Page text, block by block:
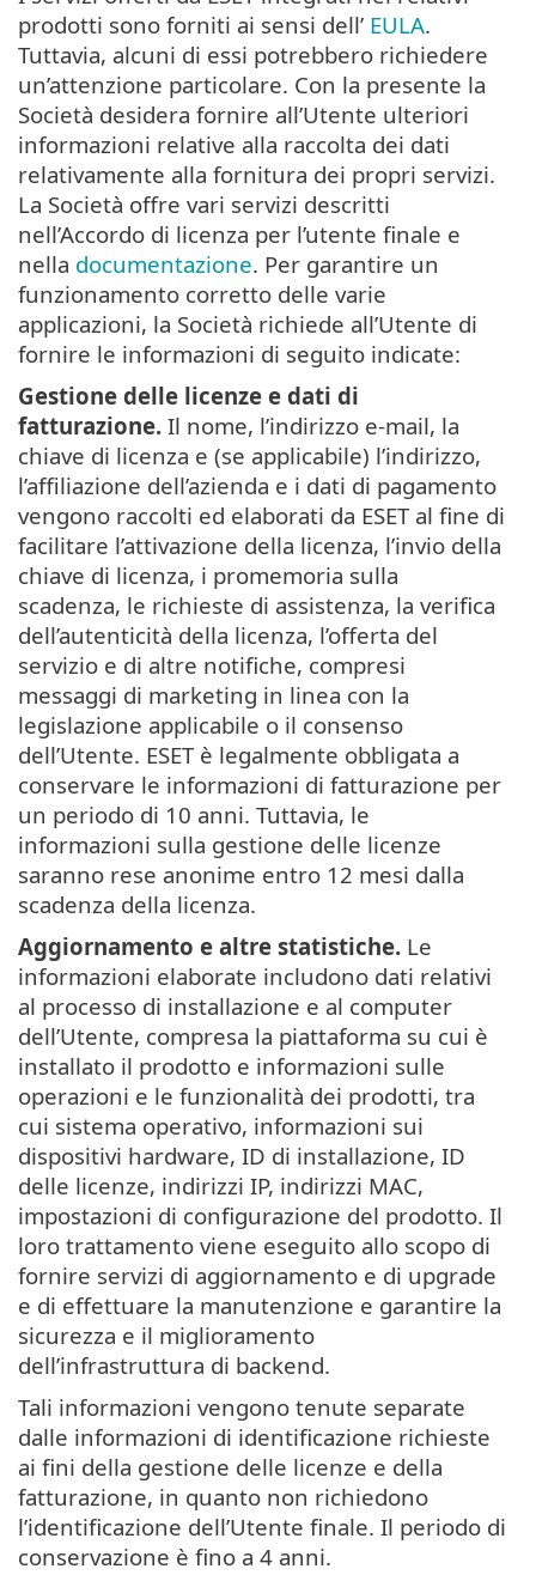
prodotti sono forniti ai sensi dell’ EULA.
Tuttavia, alcuni di essi potrebbero richiedere
un’attenzione particolare. Con la presente la
Società desidera fornire all’Utente ulteriori
informazioni relative alla raccolta dei dati
relativamente alla fornitura dei propri servizi.
La Società offre vari servizi descritti
nell’Accordo di licenza per l’utente finale e
nella documentazione. Per garantire un
funzionamento corretto delle varie
applicazioni, la Società richiede all’Utente di
fornire le informazioni di seguito indicate:
Gestione delle licenze e dati di
fatturazione. Il nome, l’indirizzo e-mail, la
chiave di licenza e (se applicabile) l’indirizzo,
l’affiliazione dell’azienda e i dati di pagamento
vengono raccolti ed elaborati da ESET al fine di
facilitare l’attivazione della licenza, l’invio della
chiave di licenza, i promemoria sulla
scadenza, le richieste di assistenza, la verifica
dell’autenticità della licenza, l’offerta del
servizio e di altre notifiche, compresi
messaggi di marketing in linea con la
legislazione applicabile o il consenso
dell’Utente. ESET è legalmente obbligata a
conservare le informazioni di fatturazione per
un periodo di 10 anni. Tuttavia, le
informazioni sulla gestione delle licenze
saranno rese anonime entro 12 mesi dalla
scadenza della licenza.
Aggiornamento e altre statistiche. Le
informazioni elaborate includono dati relativi
al processo di installazione e al computer
dell’Utente, compresa la piattaforma su cui è
installato il prodotto e informazioni sulle
operazioni e le funzionalità dei prodotti, tra
cui sistema operativo, informazioni sui
dispositivi hardware, ID di installazione, ID
delle licenze, indirizzi IP, indirizzi MAC,
impostazioni di configurazione del prodotto. Il
loro trattamento viene eseguito allo scopo di
fornire servizi di aggiornamento e di upgrade
e di effettuare la manutenzione e garantire la
sicurezza e il miglioramento
dell’infrastruttura di backend.
Tali informazioni vengono tenute separate
dalle informazioni di identificazione richieste
ai fini della gestione delle licenze e della
fatturazione, in quanto non richiedono
l’identificazione dell’Utente finale. Il periodo di
conservazione è fino a 4 anni.